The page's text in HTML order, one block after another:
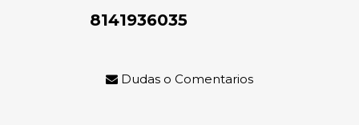
8141936035
Dudas o Comentarios